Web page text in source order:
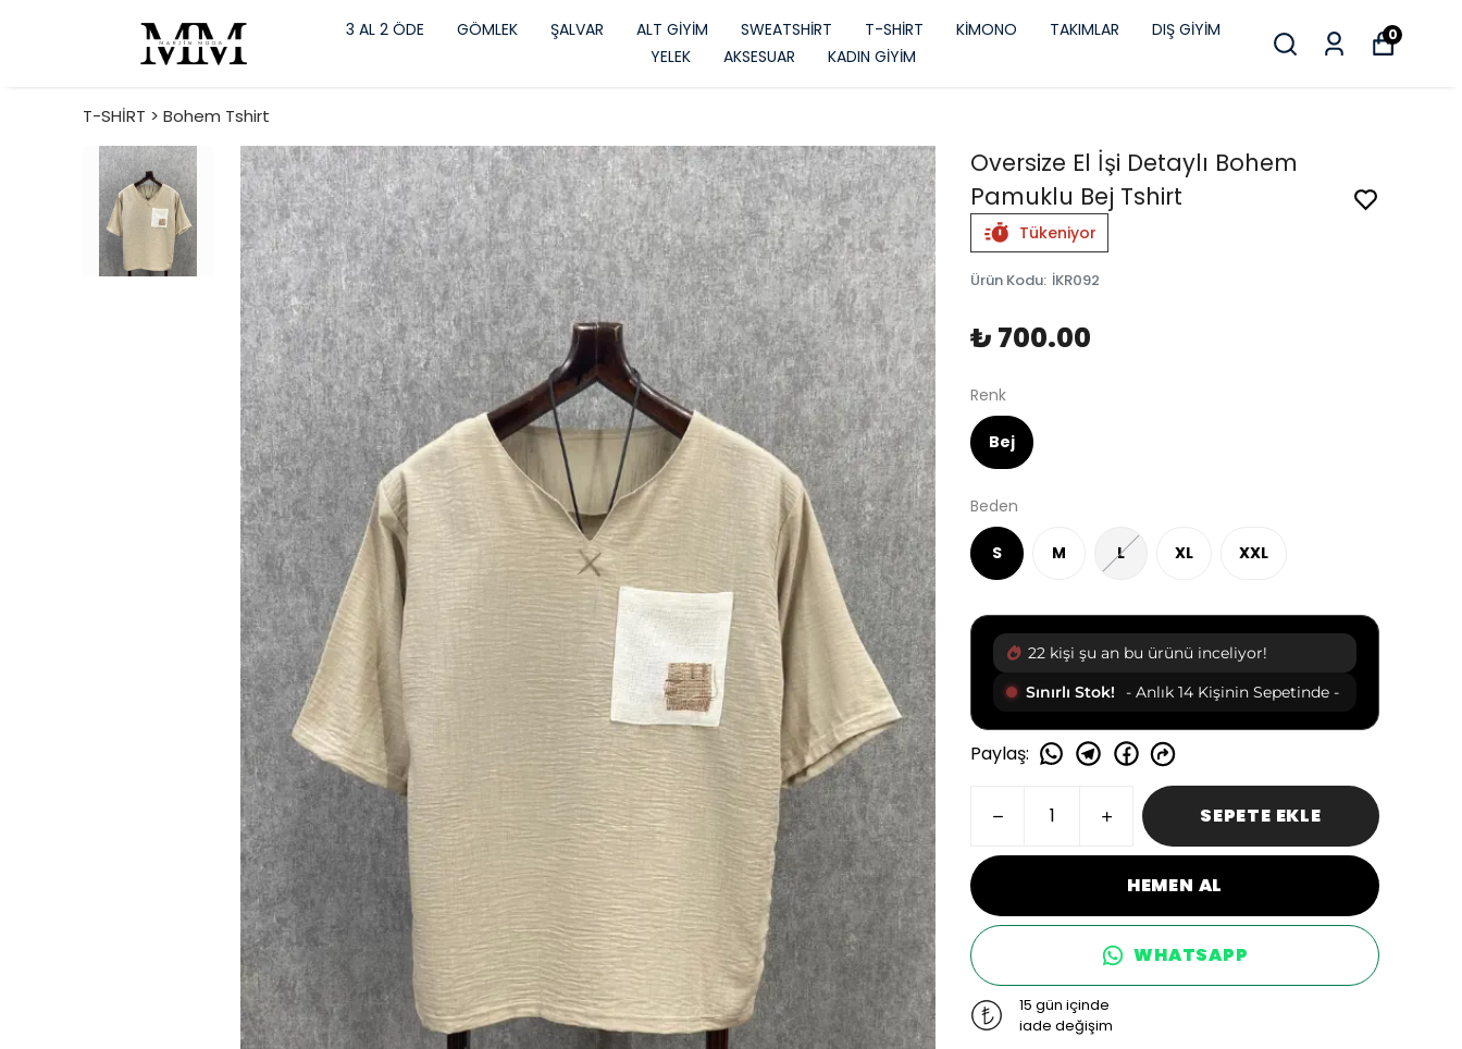
3 AL 2 ÖDE GÖMLEK ŞALVAR ALT GİYİM SWEATSHİRT T-SHİRT KİMONO TAKIMLAR
DIŞ GİYİM
YELEK
AKSESUAR KADIN GİYİM
0
T-SHİRT > Bohem Tshirt
Oversize El İşi Detaylı Bohem
Pamuklu Bej Tshirt
Tükeniyor
Ürün Kodu: İKR092
₺ 700.00
Renk
Bej
Beden
S M L XL XXL
22 kişi şu an bu ürünü inceliyor!
Sınırlı Stok! - Anlık 14 Kişinin Sepetinde -
Paylaş:
SEPETE EKLE
HEMEN AL
WHATSAPP
15 gün içinde
iade değişim